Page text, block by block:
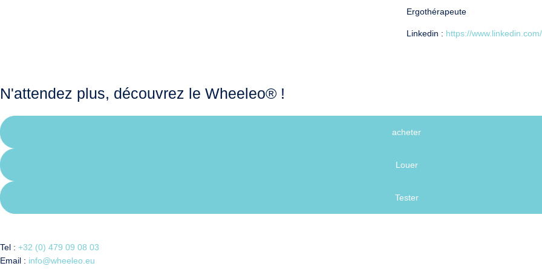
Ergothérapeute
Linkedin : https://
N'attendez plus, découvrez le Wheeleo® !
acheter
Louer
Tester
Tel : +32 (0) 479 09 08 03
Email : info@wheeleo.eu